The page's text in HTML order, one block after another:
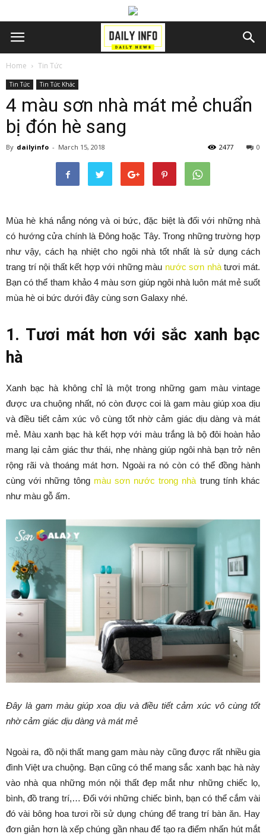
Home Tin Tức
Tin Tức Tin Tức Khác
4 màu sơn nhà mát mẻ chuẩn
bị đón hè sang
By dailyinfo - March 15, 2018 0
2477
Mùa hè khá nắng nóng và oi bức, đặc biệt là đối với những nhà
có hướng cửa chính là Đông hoặc Tây. Trong những trường hợp
như vậy, cách hạ nhiệt cho ngôi nhà tốt nhất là sử dụng cách
trang trí nội thất kết hợp với những màu nước sơn nhàtươi mát.
Bạn có thể tham khảo 4 màu sơn giúp ngôi nhà luôn mát mẻ suốt
mùa hè oi bức dưới đây cùng sơn Galaxy nhé.
1. Tươi mát hơn với sắc xanh bạc
hà
Xanh bạc hà không chỉ là một trong những gam màu vintage
được ưa chuộng nhất, nó còn được coi là gam màu giúp xoa dịu
và điều tiết cảm xúc vô cùng tốt nhờ cảm giác dịu dàng và mát
mẻ. Màu xanh bạc hà kết hợp với màu trắng là bộ đôi hoàn hảo
mang lại cảm giác thư thái, nhẹ nhàng giúp ngôi nhà bạn trở nên
rộng rãi và thoáng mát hơn. Ngoài ra nó còn có thể đồng hành
cùng với những tông màu sơn nước trong nhà trung tính khác
như màu gỗ ấm.
Đây là gam màu giúp xoa dịu và điều tiết cảm xúc vô cùng tốt
nhờ cảm giác dịu dàng và mát mẻ
Ngoài ra, đồ nội thất mang gam màu này cũng được rất nhiều gia
đình Việt ưa chuộng. Bạn cũng có thể mang sắc xanh bạc hà này
vào nhà qua những món nội thất đẹp mắt như những chiếc lọ,
bình, đồ trang trí,… Đối với những chiếc bình, bạn có thể cắm vài
đó vài bông hoa tươi rồi sử dụng chúng để trang trí bàn ăn. Hay
đơn giản hơn là xếp chúng gần nhau để tạo ra điểm nhấn hút mắt